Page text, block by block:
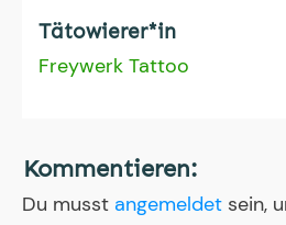
Tätowierer*in
Freywerk Tattoo
Kommentieren:
Du musst angemeldet sein,